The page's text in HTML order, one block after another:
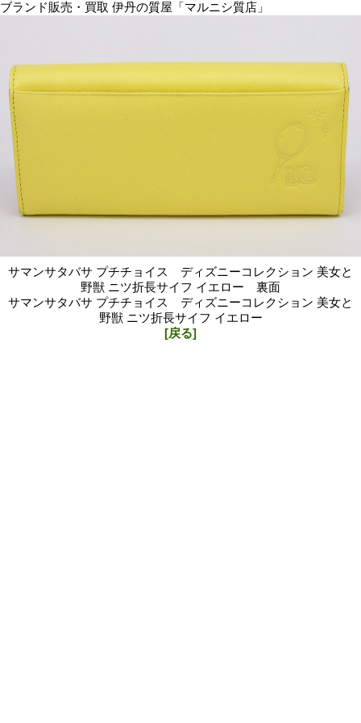
ブランド販売・買取 伊丹の質屋「マルニシ質店」
サマンサタバサ プチチョイス ディズニーコレクション 美女と
野獣 ニツ折長サイフ イエロー 裏面
サマンサタバサ プチチョイス ディズニーコレクション 美女と
野獣 ニツ折長サイフ イエロー
[戻る]